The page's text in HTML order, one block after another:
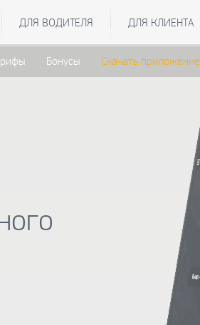
ДЛЯ ВОДИТЕЛЯ ДЛЯ КЛИЕНТА
Бонусы Скачать приложение